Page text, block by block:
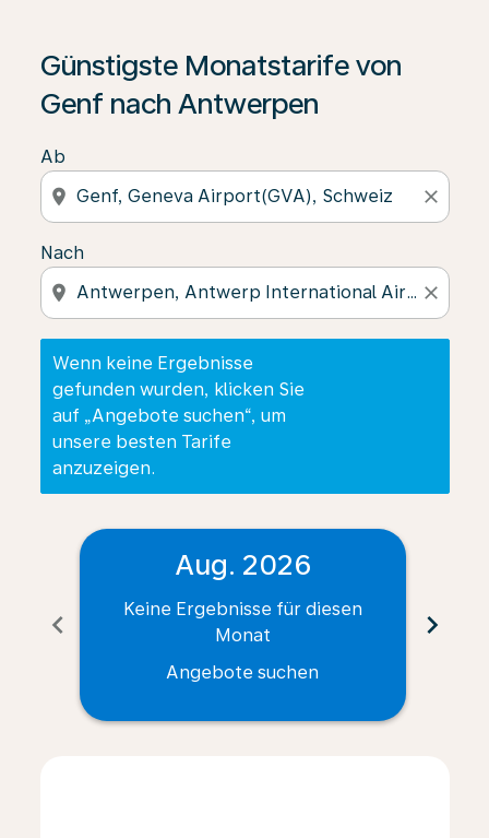
Günstigste Monatstarife von
Genf nach Antwerpen
Ab
location_on close
Nach
location_on close
Wenn keine Ergebnisse
gefunden wurden, klicken Sie
auf „Angebote suchen“, um
unsere besten Tarife
anzuzeigen.
Wenn keine Ergebnisse gefunden wurden, klicken
chevron_left
Aug. 2026
Keine Ergebnisse für diesen
Monat
Angebote suchen
chevron_right